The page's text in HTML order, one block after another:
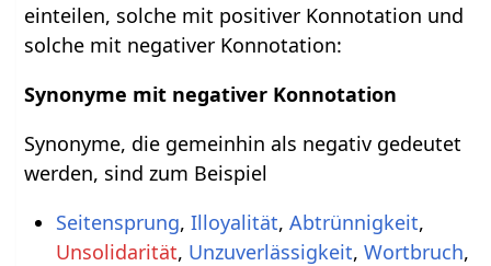
einteilen, solche mit positiver Konnotation und
solche mit negativer Konnotation:
Synonyme mit negativer Konnotation
Synonyme, die gemeinhin als negativ gedeutet
werden, sind zum Beispiel
Seitensprung, Illoyalität, Abtrünnigkeit,
Unsolidarität, Unzuverlässigkeit, Wortbruch,